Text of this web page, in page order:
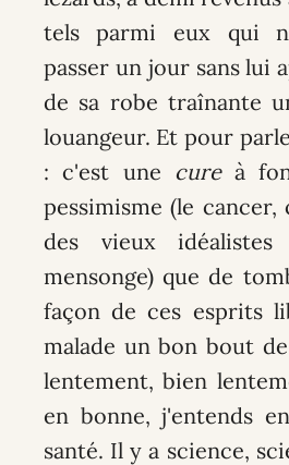
tels parmi eux qui
passer un jour sans lui
de sa robe traînante
louangeur. Et pour
: c'est une cureà
pessimisme (le cancer,
des vieux
mensonge) que de
façon de ces esprits
malade un bon bout
lentement, bien
en bonne, j'entends
santé. Il y a science,